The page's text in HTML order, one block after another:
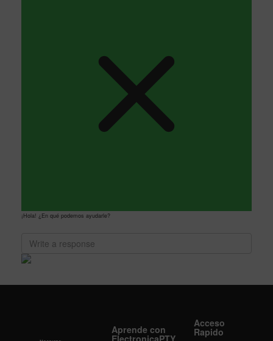
¡Hola! ¿En qué podemos ayudarle?
Aprende con
Acceso
Rapido